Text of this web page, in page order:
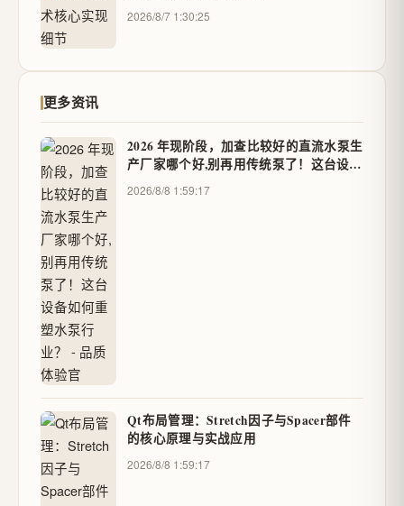
2026/8/7 1:30:25
更多资讯
2026 年现阶段，加查比较好的直流水泵生
产厂家哪个好,别再用传统泵了！这台设备
如何重塑水泵行业？ - 品质体验官
2026/8/8 1:59:17
Qt布局管理：Stretch因子与Spacer部件
的核心原理与实战应用
2026/8/8 1:59:17